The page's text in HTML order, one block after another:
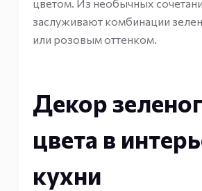
цветом. Из необычных
заслуживают комбинации
или розовым оттенком.
Декор
цвета в
кухни